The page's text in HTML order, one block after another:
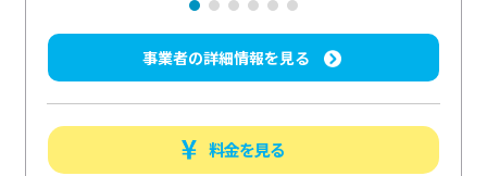
事業者の詳細情報を見る
料金を見る